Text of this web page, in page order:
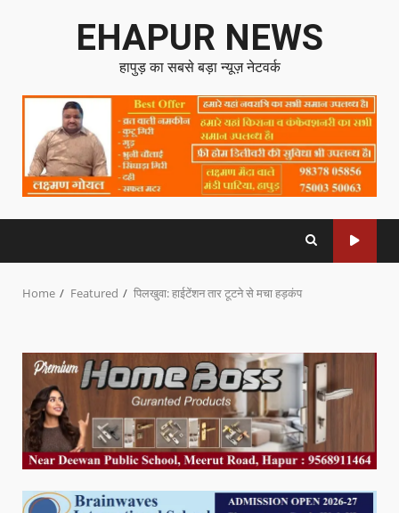
EHAPUR NEWS
हापुड़ का सबसे बड़ा न्यूज़ नेटवर्क
Home Featured पिलखुवा: हाईटेंशन तार टूटने से मचा हड़कंप